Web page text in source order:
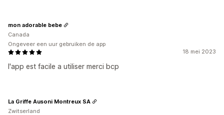
18 mei 2023
l'app est facile a utiliser merci bcp
mon adorable bebe
Canada
Ongeveer een uur gebruiken de app
La Griffe Ausoni Montreux SA
Zwitserland